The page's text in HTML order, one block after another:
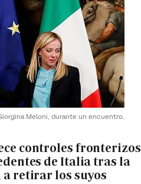
Meloni, durante un encuentro.
controles fronterizos
de Italia tras la
retirar los suyos